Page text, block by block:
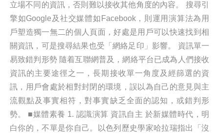
立場不同的資訊，否則難以接收其他角度的內容。 搜尋引
擎如Google及社交媒體如Facebook，則運用演算法為用
戶塑造獨一無二的個人頁面，好處是用戶可以快速找到相
關資訊，可是搜尋結果也受「網絡足印」影響。 資訊單一
易致錯判形勢 隨着互聯網普及，網絡平台已成為人們接收
資訊的主要途徑之一，長期接收單一角度及經篩選的資
訊，用戶會處於相對封閉的環境，誤以為自己的意見與主
流觀點及事實相符，對事實缺乏全面的認知，或錯判形
勢。 ■媒體素養 1. 認識演算 資訊自主 於新媒體時代，明
白你的，不單是你自己。以色列歷史學家哈拉瑞指出「沒